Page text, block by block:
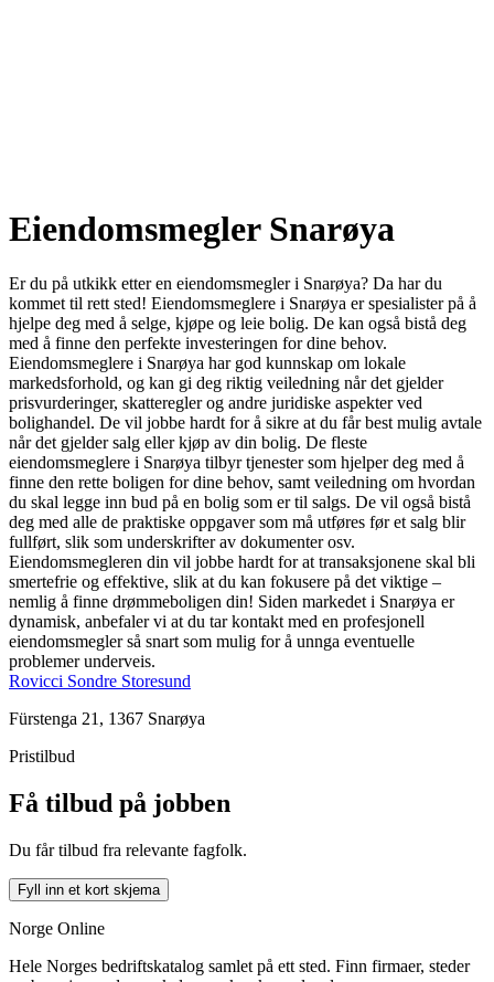
Eiendomsmegler Snarøya
Er du på utkikk etter en eiendomsmegler i Snarøya? Da har du
kommet til rett sted! Eiendomsmeglere i Snarøya er spesialister på å
hjelpe deg med å selge, kjøpe og leie bolig. De kan også bistå deg
med å finne den perfekte investeringen for dine behov.
Eiendomsmeglere i Snarøya har god kunnskap om lokale
markedsforhold, og kan gi deg riktig veiledning når det gjelder
prisvurderinger, skatteregler og andre juridiske aspekter ved
bolighandel. De vil jobbe hardt for å sikre at du får best mulig avtale
når det gjelder salg eller kjøp av din bolig. De fleste
eiendomsmeglere i Snarøya tilbyr tjenester som hjelper deg med å
finne den rette boligen for dine behov, samt veiledning om hvordan
du skal legge inn bud på en bolig som er til salgs. De vil også bistå
deg med alle de praktiske oppgaver som må utføres før et salg blir
fullført, slik som underskrifter av dokumenter osv.
Eiendomsmegleren din vil jobbe hardt for at transaksjonene skal bli
smertefrie og effektive, slik at du kan fokusere på det viktige –
nemlig å finne drømmeboligen din! Siden markedet i Snarøya er
dynamisk, anbefaler vi at du tar kontakt med en profesjonell
eiendomsmegler så snart som mulig for å unnga eventuelle
problemer underveis.
Rovicci Sondre Storesund
Fürstenga 21, 1367 Snarøya
Pristilbud
Få tilbud på jobben
Du får tilbud fra relevante fagfolk.
Fyll inn et kort skjema
Norge Online
Hele Norges bedriftskatalog samlet på ett sted. Finn firmaer, steder